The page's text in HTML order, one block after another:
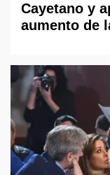
Cayetano y
aumento de